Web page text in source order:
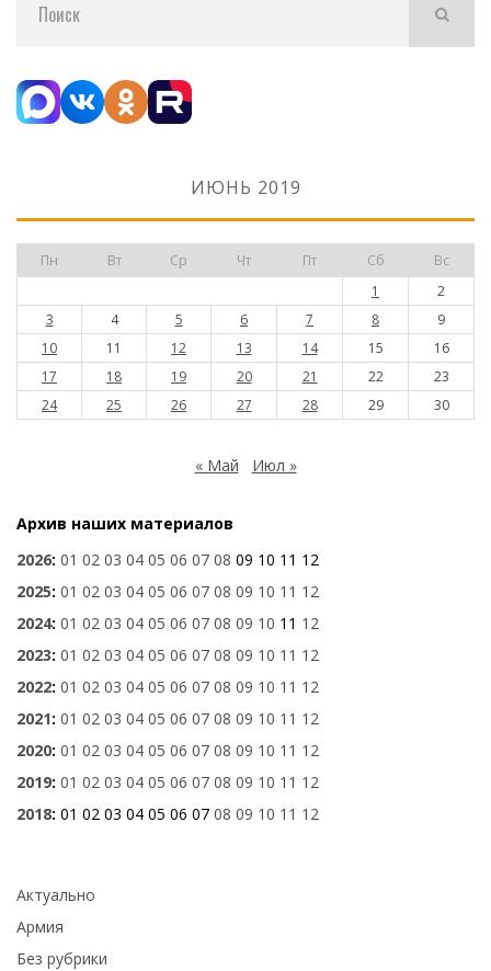
ИЮНЬ 2019
Пн Вт Ср Чт Пт Сб
Вс
1
2
3
4 5 6 7 8
9
10
11 12 13 14 15
16
17
18 19 20 21 22
23
24
25 26 27 28 29 30
« Май Июл »
Архив наших материалов
2026: 01 02 03 04 05 06 07 08 09 10 11 12
2025: 01 02 03 04 05 06 07 08 09 10 11 12
2024: 01 02 03 04 05 06 07 08 09 10 11 12
2023: 01 02 03 04 05 06 07 08 09 10 11 12
2022: 01 02 03 04 05 06 07 08 09 10 11 12
2021: 01 02 03 04 05 06 07 08 09 10 11 12
2020: 01 02 03 04 05 06 07 08 09 10 11 12
2019: 01 02 03 04 05 06 07 08 09 10 11 12
2018: 01 02 03 04 05 06 07 08 09 10 11 12
Актуально
Армия
Без рубрики